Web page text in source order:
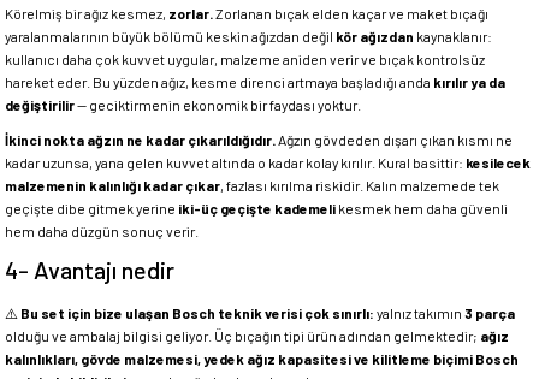
Körelmiş bir ağız kesmez, zorlar.Zorlanan bıçak elden kaçar ve maket bıçağı
yaralanmalarının büyük bölümü keskin ağızdan değil kör ağızdan kaynaklanır:
kullanıcı daha çok kuvvet uygular, malzeme aniden verir ve bıçak kontrolsüz
hareket eder. Bu yüzden ağız, kesme direnci artmaya başladığı anda kırılır ya da
değiştirilir— geciktirmenin ekonomik bir faydası yoktur.
İkinci nokta ağzın ne kadar çıkarıldığıdır.Ağzın gövdeden dışarı çıkan kısmı ne
kadar uzunsa, yana gelen kuvvet altında o kadar kolay kırılır. Kural basittir: kesilecek
malzemenin kalınlığı kadar çıkar, fazlası kırılma riskidir. Kalın malzemede tek
geçişte dibe gitmek yerine iki-üç geçişte kademeli kesmek hem daha güvenli
hem daha düzgün sonuç verir.
4- Avantajı nedir
⚠️ Bu set için bize ulaşan Bosch teknik verisi çok sınırlı: yalnız takımın 3 parça
olduğu ve ambalaj bilgisi geliyor. Üç bıçağın tipi ürün adından gelmektedir; ağız
kalınlıkları, gövde malzemesi, yedek ağız kapasitesi ve kilitleme biçimi Bosch